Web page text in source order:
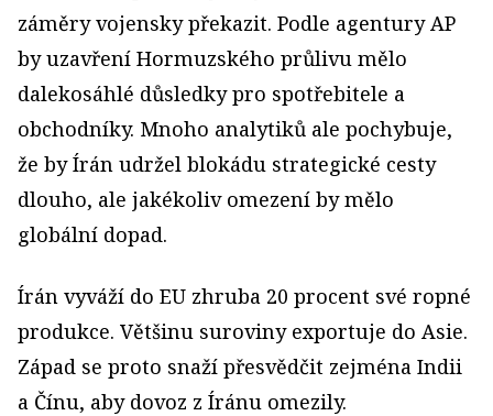
záměry vojensky překazit. Podle agentury AP
by uzavření Hormuzského průlivu mělo
dalekosáhlé důsledky pro spotřebitele a
obchodníky. Mnoho analytiků ale pochybuje,
že by Írán udržel blokádu strategické cesty
dlouho, ale jakékoliv omezení by mělo
globální dopad.
Írán vyváží do EU zhruba 20 procent své ropné
produkce. Většinu suroviny exportuje do Asie.
Západ se proto snaží přesvědčit zejména Indii
a Čínu, aby dovoz z Íránu omezily.